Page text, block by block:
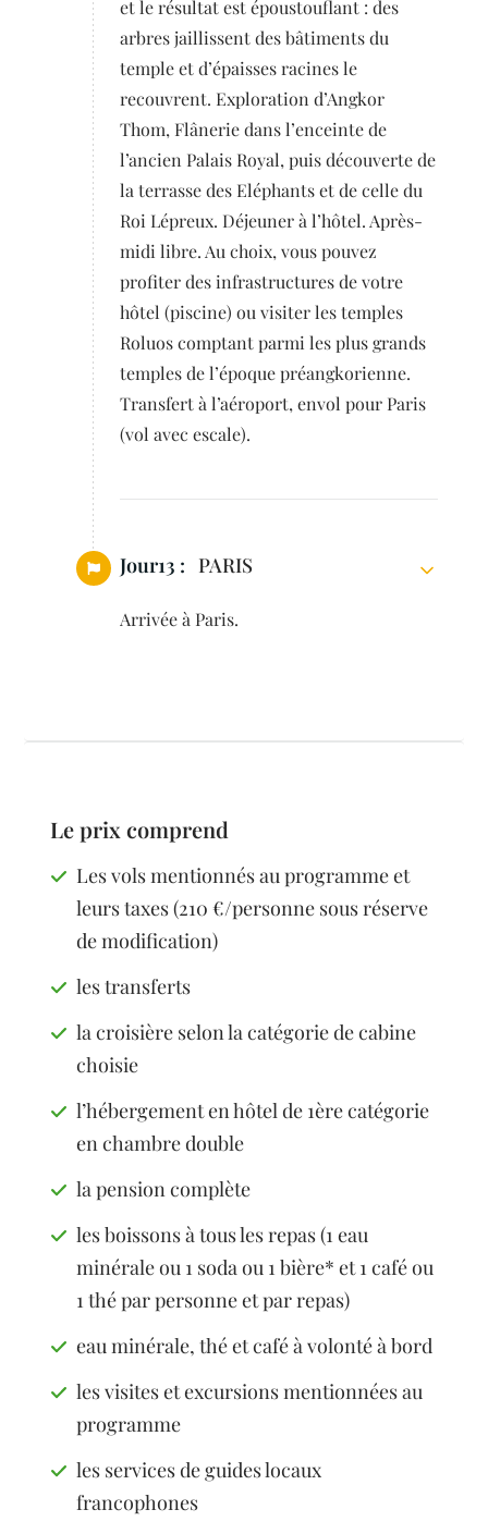
et le résultat est époustouflant : des
arbres jaillissent des bâtiments du
temple et d’épaisses racines le
recouvrent. Exploration d’Angkor
Thom, Flânerie dans l’enceinte de
l’ancien Palais Royal, puis découverte de
la terrasse des Eléphants et de celle du
Roi Lépreux. Déjeuner à l’hôtel. Après-
midi libre. Au choix, vous pouvez
profiter des infrastructures de votre
hôtel (piscine) ou visiter les temples
Roluos comptant parmi les plus grands
temples de l’époque préangkorienne.
Transfert à l’aéroport, envol pour Paris
(vol avec escale).
Jour13 : PARIS
Arrivée à Paris.
Le prix comprend
Les vols mentionnés au programme et
leurs taxes (210 €/personne sous réserve
de modification)
les transferts
la croisière selon la catégorie de cabine
choisie
l’hébergement en hôtel de 1ère catégorie
en chambre double
la pension complète
les boissons à tous les repas (1 eau
minérale ou 1 soda ou 1 bière* et 1 café ou
1 thé par personne et par repas)
eau minérale, thé et café à volonté à bord
les visites et excursions mentionnées au
programme
les services de guides locaux
francophones